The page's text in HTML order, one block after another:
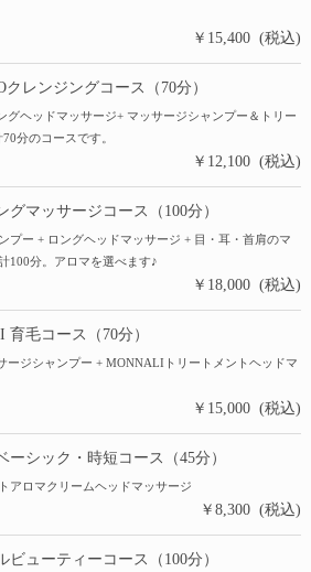
￥15,400 (税込)
クレンジングコース（70分）
グヘッドマッサージ+ マッサージシャンプー＆トリー
分のコースです。
￥12,100 (税込)
グマッサージコース（100分）
プー + ロングヘッドマッサージ + 目・耳・首肩のマ
100分。アロマを選べます♪
￥18,000 (税込)
育毛コース（70分）
ージシャンプー + MONNALIトリートメントヘッドマ
￥15,000 (税込)
ーシック・時短コース（45分）
アロマクリームヘッドマッサージ
￥8,300 (税込)
ビューティーコース（100分）